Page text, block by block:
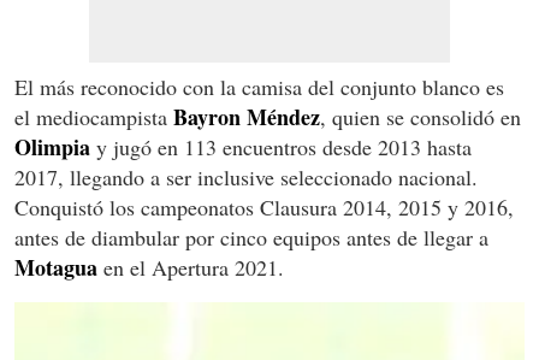
El más reconocido con la camisa del conjunto blanco es
el mediocampista Bayron Méndez, quien se consolidó en
Olimpia y jugó en 113 encuentros desde 2013 hasta
2017, llegando a ser inclusive seleccionado nacional.
Conquistó los campeonatos Clausura 2014, 2015 y 2016,
antes de diambular por cinco equipos antes de llegar a
Motagua en el Apertura 2021.